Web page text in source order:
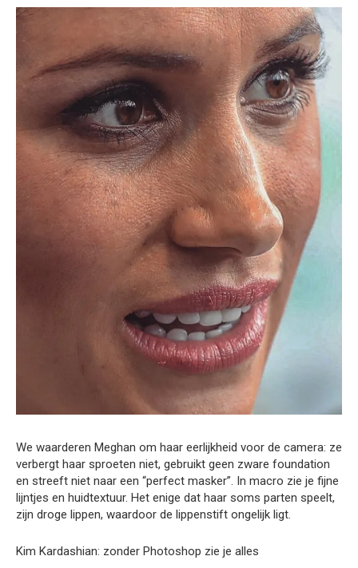
We waarderen Meghan om haar eerlijkheid voor de camera: ze
verbergt haar sproeten niet, gebruikt geen zware foundation
en streeft niet naar een “perfect masker”. In macro zie je fijne
lijntjes en huidtextuur. Het enige dat haar soms parten speelt,
zijn droge lippen, waardoor de lippenstift ongelijk ligt.
Kim Kardashian: zonder Photoshop zie je alles